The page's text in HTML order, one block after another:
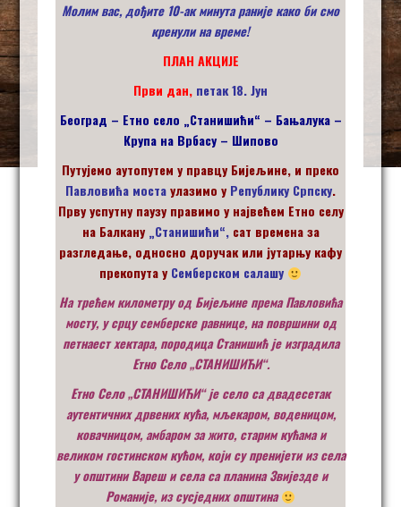
Молим вас, дођите 10-ак минута раније како би смо
кренули на време!
ПЛАН АКЦИЈЕ
Први дан, петак18.Јун
Београд – Етно село „Станишићи“ – Бањалука –
Крупа на Врбасу – Шипово
Путујемо аутопутем у правцу Бијељине, и преко
Павловића мостаулазимо у Републику Српску.
Прву успутну паузу правимо у највећем Етно селу
на Балкану „Станишићи“, сат времена за
разгледање, односно доручак или јутарњу кафу
прекопута у Семберском салашу
На трећем километру од Бијељине према Павловића
мосту, у срцу семберске равнице, на површини од
петнаест хектара, породица Станишић је изградила
Етно Село „СТАНИШИЋИ“.
Етно Село „СТАНИШИЋИ“ је село са двадесетак
аутентичних дрвених кућа, мљекаром, воденицом,
ковачницом, амбаром за жито, старим кућама и
великом гостинском кућом, који су пренијети из села
у општини Вареш и села са планина Звијезде и
Романије, из сусједних општина